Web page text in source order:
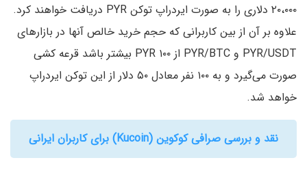
۲۰،۰۰۰ دلاری را به صورت ایردراپ توکن PYR دریافت خواهند کرد.
علاوه بر آن از بین کاربرانی که حجم خرید خالص آنها در بازارهای
PYR/USDT و PYR/BTC از ۱۰۰ PYR بیشتر باشد قرعه کشی
صورت می‌گیرد و به ۱۰۰ نفر معادل ۵۰ دلار از این توکن ایردراپ
خواهد شد.
نقد و بررسی صرافی کوکوین (Kucoin) برای کاربران ایرانی